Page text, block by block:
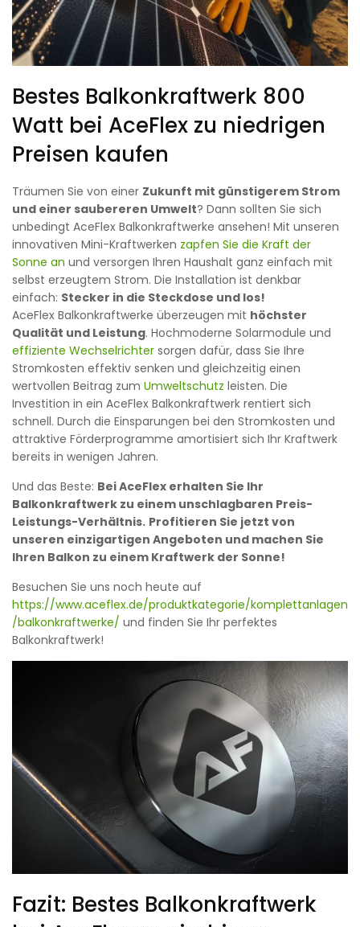
Bestes Balkonkraftwerk 800
Watt bei AceFlex zu niedrigen
Preisen kaufen
Träumen Sie von einer Zukunft mit günstigerem Strom
und einer saubereren Umwelt? Dann sollten Sie sich
unbedingt AceFlex Balkonkraftwerke ansehen! Mit unseren
innovativen Mini-Kraftwerken zapfen Sie die Kraft der
Sonne an und versorgen Ihren Haushalt ganz einfach mit
selbst erzeugtem Strom. Die Installation ist denkbar
einfach: Stecker in die Steckdose und los!
AceFlex Balkonkraftwerke überzeugen mit höchster
Qualität und Leistung. Hochmoderne Solarmodule und
effiziente Wechselrichter sorgen dafür, dass Sie Ihre
Stromkosten effektiv senken und gleichzeitig einen
wertvollen Beitrag zum Umweltschutz leisten. Die
Investition in ein AceFlex Balkonkraftwerk rentiert sich
schnell. Durch die Einsparungen bei den Stromkosten und
attraktive Förderprogramme amortisiert sich Ihr Kraftwerk
bereits in wenigen Jahren.
Und das Beste: Bei AceFlex erhalten Sie Ihr
Balkonkraftwerk zu einem unschlagbaren Preis-
Leistungs-Verhältnis. Profitieren Sie jetzt von
unseren einzigartigen Angeboten und machen Sie
Ihren Balkon zu einem Kraftwerk der Sonne!
Besuchen Sie uns noch heute auf
https://www.aceflex.de/produktkategorie/komplettanlagen
/balkonkraftwerke/ und finden Sie Ihr perfektes
Balkonkraftwerk!
Fazit: Bestes Balkonkraftwerk